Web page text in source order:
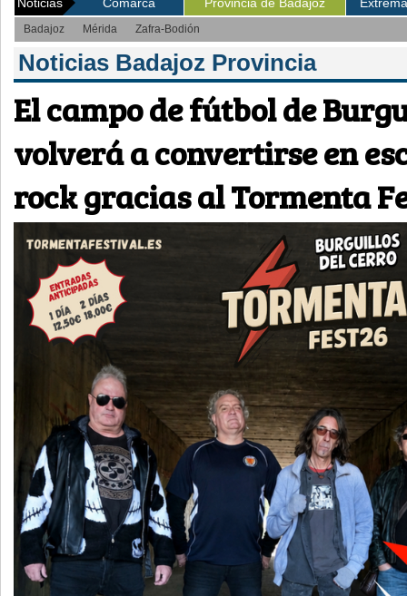
Badajoz Mérida Zafra-Bodión
Noticias Badajoz Provincia
El campo de fútbol de
volverá a convertirse en
rock gracias al Tormenta